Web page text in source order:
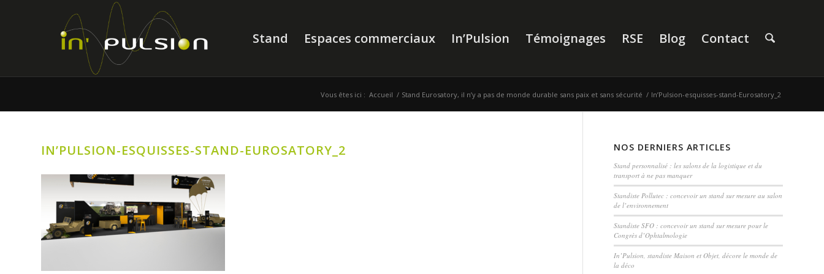
Stand Espaces commerciaux In’Pulsion Témoignages RSE Blog Contact
Vous êtes ici : Accueil / Stand Eurosatory, il n’y a pas de monde durable sans paix et sans sécurité / In’Pulsion-esquisses-stand-Eurosatory_2
IN’PULSION-ESQUISSES-STAND-EUROSATORY_2 NOS DERNIERS ARTICLES
Stand personnalisé : les salons de la logistique et du
transport à ne pas manquer
Standiste Pollutec : concevoir un stand sur mesure au salon
de l’environnement
Standiste SFO : concevoir un stand sur mesure pour le
Congrès d’Ophtalmologie
In’Pulsion, standiste Maison et Objet, décore le monde de
la déco